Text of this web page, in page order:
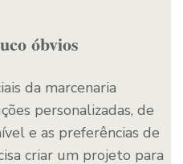
óbvios
da marcenaria
personalizadas, de
e as preferências de
criar um projeto para